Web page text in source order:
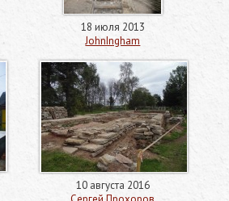
18 июля 2013
JohnIngham
10 августа 2016